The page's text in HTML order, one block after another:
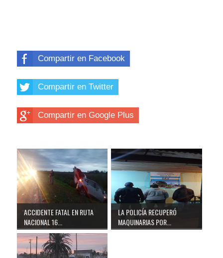
Compartir en Facebook
Compartir en Twitter
Compartir en Google Plus
ACCIDENTE FATAL EN RUTA
NACIONAL 16...
LA POLICÍA RECUPERÓ
MAQUINARIAS POR...